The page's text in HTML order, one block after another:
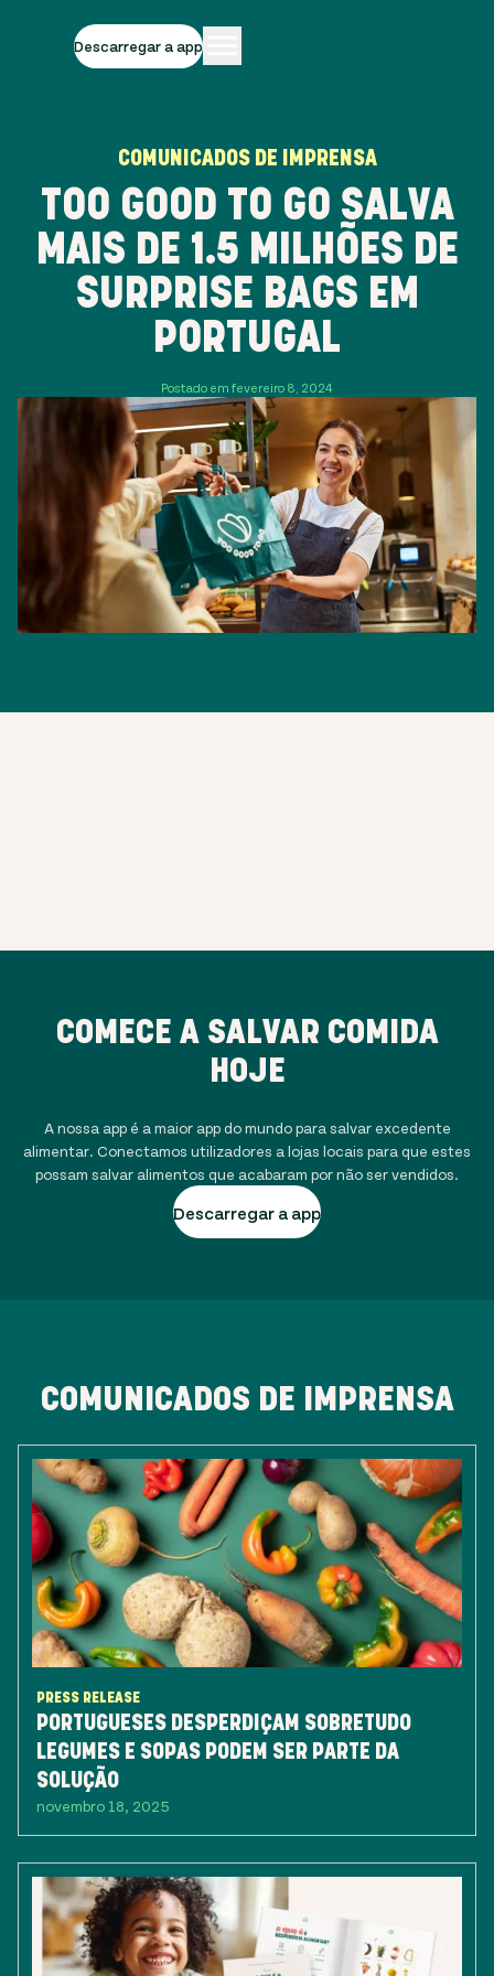
Descarregar a app
COMUNICADOS DE IMPRENSA
TOO GOOD TO GO SALVA
MAIS DE 1.5 MILHÕES DE
SURPRISE BAGS EM
PORTUGAL
Postado em fevereiro 8, 2024
COMECE A SALVAR COMIDA
HOJE
A nossa app é a maior app do mundo para salvar excedente
alimentar. Conectamos utilizadores a lojas locais para que estes
possam salvar alimentos que acabaram por não ser vendidos.
Descarregar a app
COMUNICADOS DE IMPRENSA
PRESS RELEASE
PORTUGUESES DESPERDIÇAM SOBRETUDO
LEGUMES E SOPAS PODEM SER PARTE DA
SOLUÇÃO
novembro 18, 2025